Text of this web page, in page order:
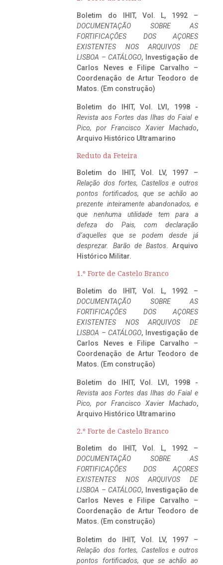
Boletim do IHIT, Vol. L, 1992 –
DOCUMENTAÇÃO SOBRE AS
FORTIFICAÇÕES DOS AÇORES
EXISTENTES NOS ARQUIVOS DE
LISBOA – CATÁLOGO, Investigação de
Carlos Neves e Filipe Carvalho –
Coordenação de Artur Teodoro de
Matos. (Em construção)
Boletim do IHIT, Vol. LVI, 1998 -
Revista aos Fortes das Ilhas do Faial e
Pico, por Francisco Xavier Machado,
Arquivo Histórico Ultramarino
Reduto da Feteira
Boletim do IHIT, Vol. LV, 1997 –
Relação dos fortes, Castellos e outros
pontos fortificados, que se achão ao
prezente inteiramente abandonados, e
que nenhuma utilidade tem para a
defeza do Pais, com declaração
d’aquelles que se podem desde já
desprezar. Barão de Bastos. Arquivo
Histórico Militar.
1.º Forte de Castelo Branco
Boletim do IHIT, Vol. L, 1992 –
DOCUMENTAÇÃO SOBRE AS
FORTIFICAÇÕES DOS AÇORES
EXISTENTES NOS ARQUIVOS DE
LISBOA – CATÁLOGO, Investigação de
Carlos Neves e Filipe Carvalho –
Coordenação de Artur Teodoro de
Matos. (Em construção)
Boletim do IHIT, Vol. LVI, 1998 -
Revista aos Fortes das Ilhas do Faial e
Pico, por Francisco Xavier Machado,
Arquivo Histórico Ultramarino
2.º Forte de Castelo Branco
Boletim do IHIT, Vol. L, 1992 –
DOCUMENTAÇÃO SOBRE AS
FORTIFICAÇÕES DOS AÇORES
EXISTENTES NOS ARQUIVOS DE
LISBOA – CATÁLOGO, Investigação de
Carlos Neves e Filipe Carvalho –
Coordenação de Artur Teodoro de
Matos. (Em construção)
Boletim do IHIT, Vol. LV, 1997 –
Relação dos fortes, Castellos e outros
pontos fortificados, que se achão ao